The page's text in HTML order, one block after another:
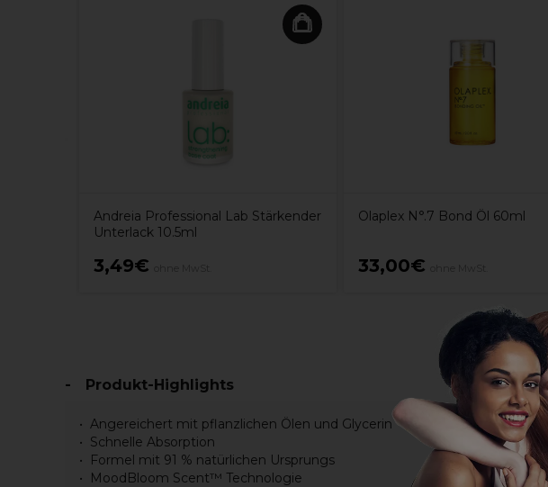
Andreia Professional Lab Stärkender
Unterlack 10.5ml
3,49€
Olaplex N°.7 Bond Öl 60ml
33,00€
Produkt-Highlights
Angereichert mit pflanzlichen Ölen und Glycerin
Schnelle Absorption
Formel mit 91 % natürlichen Ursprungs
MoodBloom Scent™ Technologie